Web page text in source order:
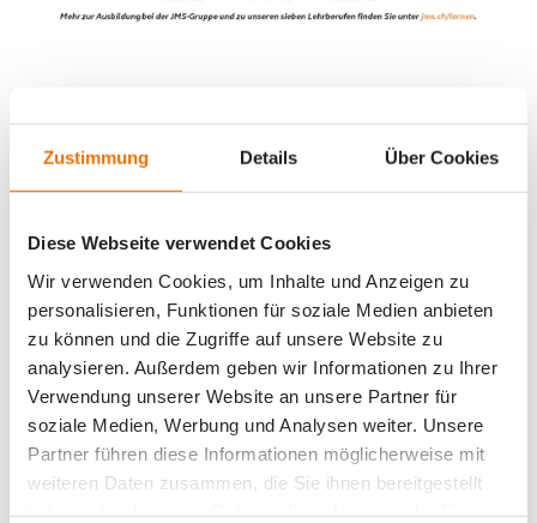
Zustimmung Details Über Cookies
Diese Webseite verwendet Cookies
Wir verwenden Cookies, um Inhalte und Anzeigen zu
personalisieren, Funktionen für soziale Medien anbieten
zu können und die Zugriffe auf unsere Website zu
analysieren. Außerdem geben wir Informationen zu Ihrer
Verwendung unserer Website an unsere Partner für
soziale Medien, Werbung und Analysen weiter. Unsere
Partner führen diese Informationen möglicherweise mit
weiteren Daten zusammen, die Sie ihnen bereitgestellt
Hauptsitz
Johann Müller AG
Allmeindstrasse 11
Postfach
8716 Schmerikon